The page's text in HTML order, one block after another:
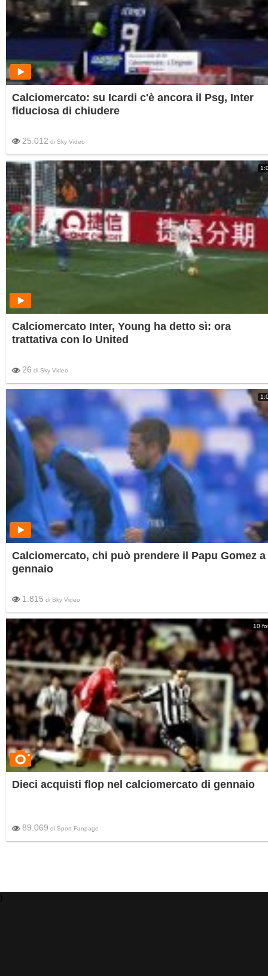
Calciomercato: su Icardi c'è ancora il Psg, Inter
fiduciosa di chiudere
25.012 di Sky Video
Calciomercato Inter, Young ha detto sì: ora
trattativa con lo United
26 di Sky Video
Calciomercato, chi può prendere il Papu Gomez a
gennaio
1.815 di Sky Video
10
Dieci acquisti flop nel calciomercato di gennaio
89.069 di Sport Fanpage